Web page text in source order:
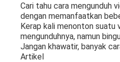
Cari tahu cara mengunduh
dengan memanfaatkan
Kerap kali menonton suatu
mengunduhnya, namun
Jangan khawatir, banyak
Artikel